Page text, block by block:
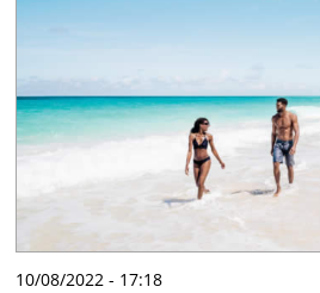
10/08/2022 - 17:18